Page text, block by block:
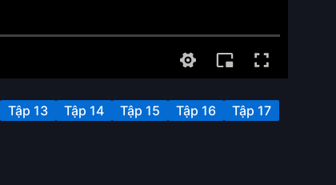
Tập 13 Tập 14 Tập 15 Tập 16
Tập 17